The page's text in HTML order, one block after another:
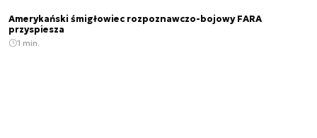
Amerykański śmigłowiec rozpoznawczo-bojowy FARA
przyspiesza
1 min.